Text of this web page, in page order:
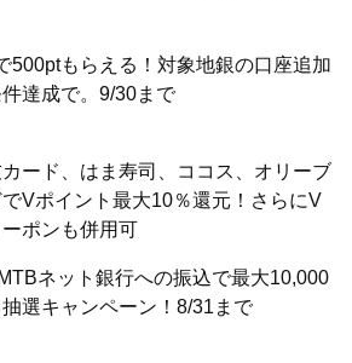
500ptもらえる！対象地銀の口座追加
達成で。9/30まで
ード、はま寿司、ココス、オリーブ
Vポイント最大10％還元！さらにV
ポンも併用可
ネット銀行への振込で最大10,000
選キャンペーン！8/31まで